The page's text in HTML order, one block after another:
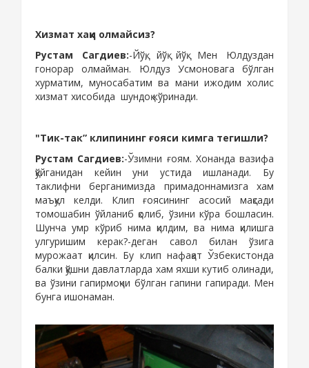
Хизмат хаққи олмайсиз?
Рустам Сагдиев:-Йўқ, йўқ йўқ. Мен Юлдуздан
гонорар олмайман. Юлдуз Усмоновага бўлган
хурматим, муносабатим ва мани ижодим холис
хизмат хисобида шундоқ кўринади.
"Тик-так” клипининг ғояси кимга тегишли?
Рустам Сагдиев:-Ўзимни ғоям. Хонанда вазифа
қўйганидан кейин уни устида ишланади. Бу
таклифни берганимизда примадоннамизга хам
маъқул келди. Клип ғоясининг асосий мақсади
томошабин ўйланиб қолиб, ўзини кўра бошласин.
Шунча умр кўриб нима қилдим, ва нима қилишга
улгуришим керак?-деган савол билан ўзига
мурожаат қилсин. Бу клип нафақат Ўзбекистонда
балки қўшни давлатларда хам яхши кутиб олинади,
ва ўзини гапирмоқчи бўлган гапини гапиради. Мен
бунга ишонаман.